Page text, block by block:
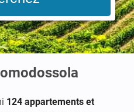
124 appartements et